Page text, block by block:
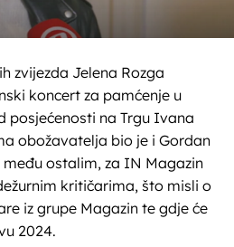
zvijezda Jelena Rozga
koncert za pamćenje u
posjećenosti na Trgu Ivana
obožavatelja bio je i Gordan
među ostalim, za IN Magazin
kritičarima, što misli o
iz grupe Magazin te gdje će
2024.